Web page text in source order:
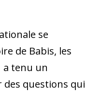
se
de Babis, les
a tenu un
des questions qui